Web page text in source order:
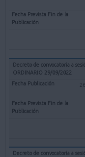
Decreto de convocatoria a
ORDINARIO 29/09/2022
Decreto de convocatoria a